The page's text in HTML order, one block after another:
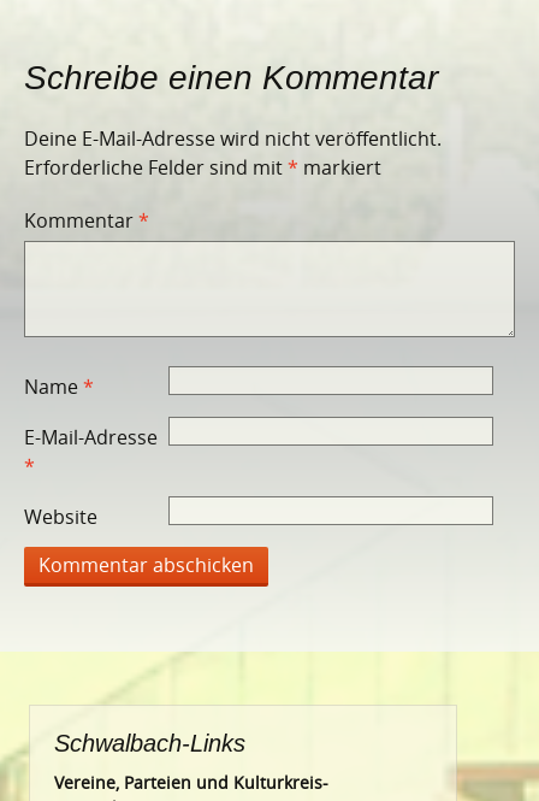
Schreibe einen Kommentar
Deine E-Mail-Adresse wird nicht veröffentlicht.
Erforderliche Felder sind mit* markiert
Kommentar*
Name*
E-Mail-Adresse
*
Website
Schwalbach-Links
Vereine, Parteien und Kulturkreis-